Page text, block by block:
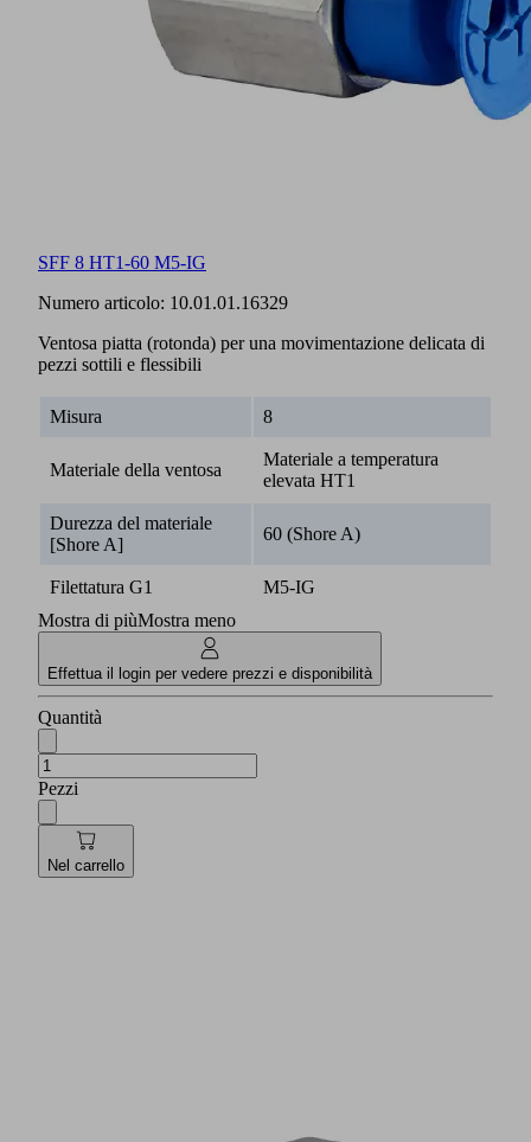
SFF 8 HT1-60 M5-IG
Numero articolo: 10.01.01.16329
Ventosa piatta (rotonda) per una movimentazione delicata di
pezzi sottili e flessibili
Misura 8
Materiale della ventosa
Materiale a temperatura
elevata HT1
Durezza del materiale
[Shore A]
60 (Shore A)
Filettatura G1
M5-IG
Mostra di piùMostra meno
Effettua il login per vedere prezzi e disponibilità
Quantità
Pezzi
Nel carrello